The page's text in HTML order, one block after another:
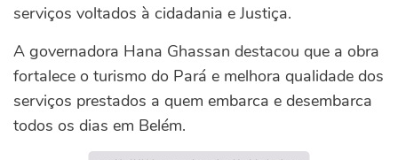
serviços voltados à cidadania e Justiça.
A governadora Hana Ghassan destacou que a obra
fortalece o turismo do Pará e melhora qualidade dos
serviços prestados a quem embarca e desembarca
todos os dias em Belém.